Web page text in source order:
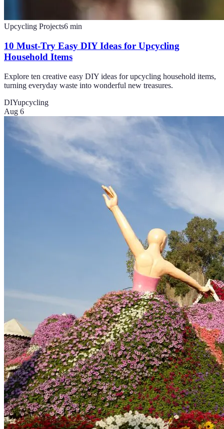
Upcycling Projects6 min
10 Must-Try Easy DIY Ideas for Upcycling
Household Items
Explore ten creative easy DIY ideas for upcycling household items,
turning everyday waste into wonderful new treasures.
DIYupcycling
Aug 6